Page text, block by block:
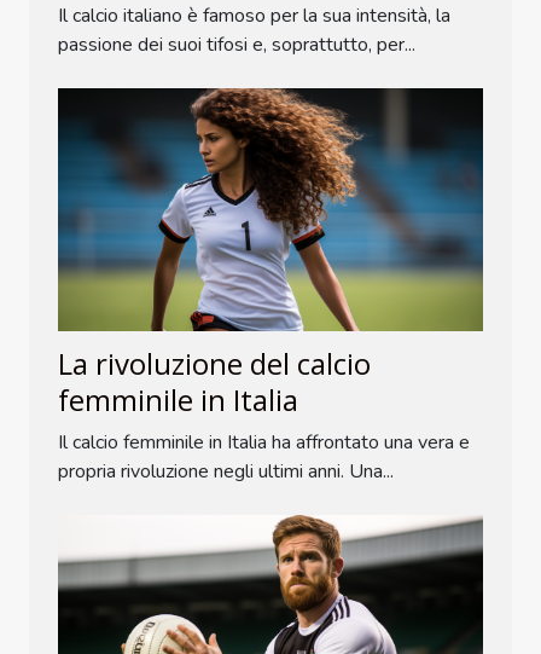
Il calcio italiano è famoso per la sua intensità, la
passione dei suoi tifosi e, soprattutto, per...
La rivoluzione del calcio
femminile in Italia
Il calcio femminile in Italia ha affrontato una vera e
propria rivoluzione negli ultimi anni. Una...